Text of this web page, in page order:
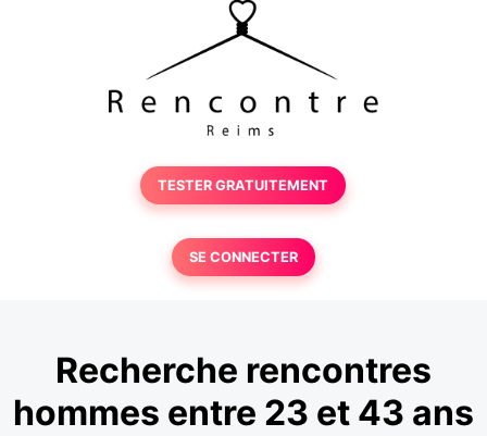
TESTER GRATUITEMENT
SE CONNECTER
Recherche rencontres
hommes entre 23 et 43 ans